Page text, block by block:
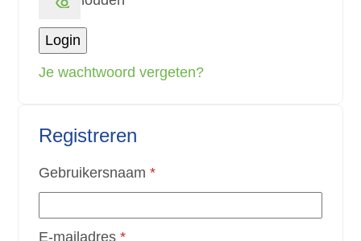
Login
Je wachtwoord vergeten?
Registreren
Gebruikersnaam*Vereist
E-mailadres*Vereist